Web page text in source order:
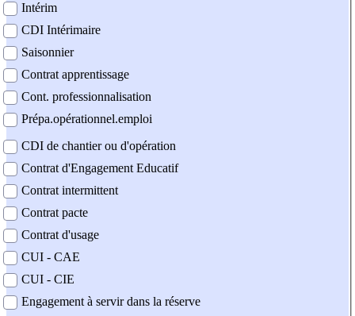
Intérim
CDI Intérimaire
Saisonnier
Contrat apprentissage
Cont. professionnalisation
Prépa.opérationnel.emploi
CDI de chantier ou d'opération
Contrat d'Engagement Educatif
Contrat intermittent
Contrat pacte
Contrat d'usage
CUI - CAE
CUI - CIE
Engagement à servir dans la réserve